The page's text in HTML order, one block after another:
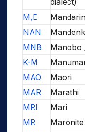
dialect)
M,E
NAN
MNB
Manobo
K-M
MAO
Maori
MAR
Marathi
MRI
Mari
MR